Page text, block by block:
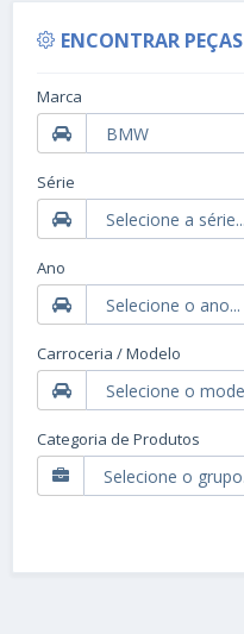
ENCONTRAR PEÇAS
Marca
Série
Ano
Carroceria / Modelo
Categoria de Produtos